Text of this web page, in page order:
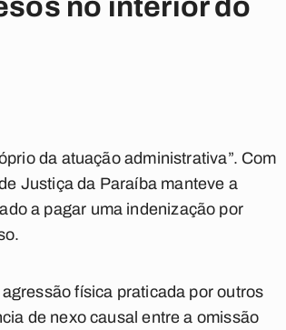
no interior do
da atuação administrativa”. Com
Justiça da Paraíba manteve a
a pagar uma indenização por
física praticada por outros
de nexo causal entre a omissão